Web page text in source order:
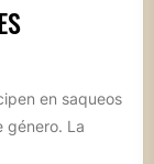
en saqueos
género. La